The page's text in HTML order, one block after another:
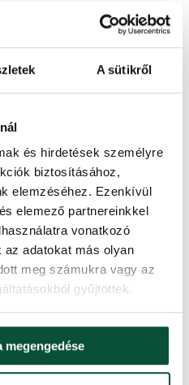
A sütikről
és hirdetések személyre
biztosításához,
elemzéséhez. Ezenkívül
elemező partnereinkkel
vonatkozó
az adatokat más olyan
meg számukra vagy az
gyűjtöttek.
megengedése
snap tree
20,5
3
24
Fém
120x40x35